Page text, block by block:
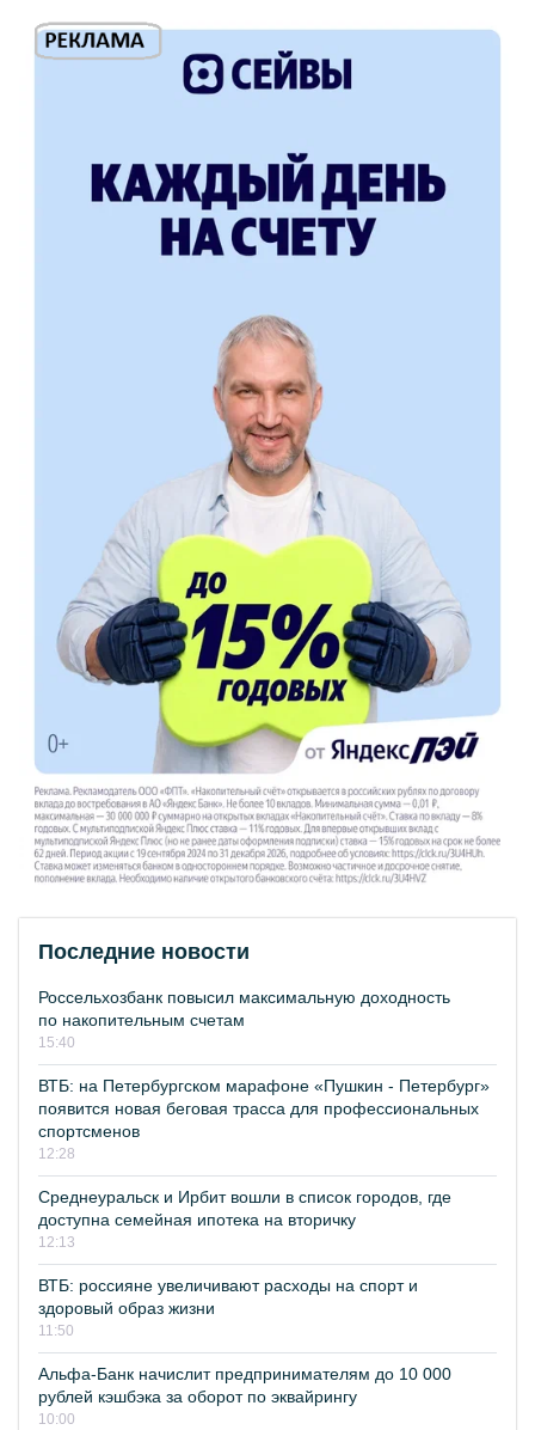
Последние новости
Россельхозбанк повысил максимальную доходность
по накопительным счетам
15:40
ВТБ: на Петербургском марафоне «Пушкин - Петербург»
появится новая беговая трасса для профессиональных
спортсменов
12:28
Среднеуральск и Ирбит вошли в список городов, где
доступна семейная ипотека на вторичку
12:13
ВТБ: россияне увеличивают расходы на спорт и
здоровый образ жизни
11:50
Альфа-Банк начислит предпринимателям до 10 000
рублей кэшбэка за оборот по эквайрингу
10:00